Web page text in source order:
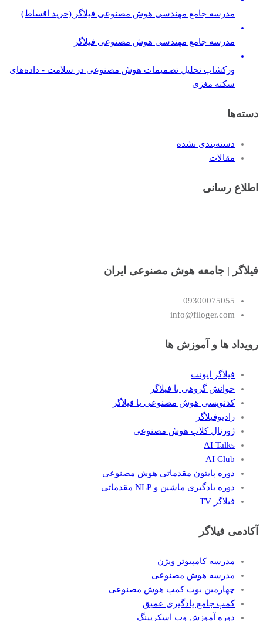
مدرسه جامع مهندسی هوش مصنوعی فیلاگر (خرید اقساط)
مدرسه جامع مهندسی هوش مصنوعی فیلاگر
ورکشاپ تحلیل تصمیمات هوش مصنوعی در سلامت - داده‌های
سکته مغزی
دسته‌ها
دسته‌بندی نشده
مقالات
اطلاع رسانی
فیلاگر | جامعه هوش مصنوعی ایران
09300075055
info@filoger.com
رویداد ها و آموزش ها
فیلاگر ایونت
خوانش گروهی با فیلاگر
کدنویسی هوش مصنوعی با فیلاگر
رادیوفیلاگر
ژورنال کلاب هوش مصنوعی
AI Talks
AI Club
دوره پایتون مقدماتی هوش مصنوعی
دوره یادگیری ماشین و NLP مقدماتی
فیلاگر TV
آکادمی فیلاگر
مدرسه کامپیوتر ویژن
مدرسه هوش مصنوعی
چهارمین بوت کمپ هوش مصنوعی
کمپ جامع یادگیری عمیق
دوره آموزش وب اسکرپینگ